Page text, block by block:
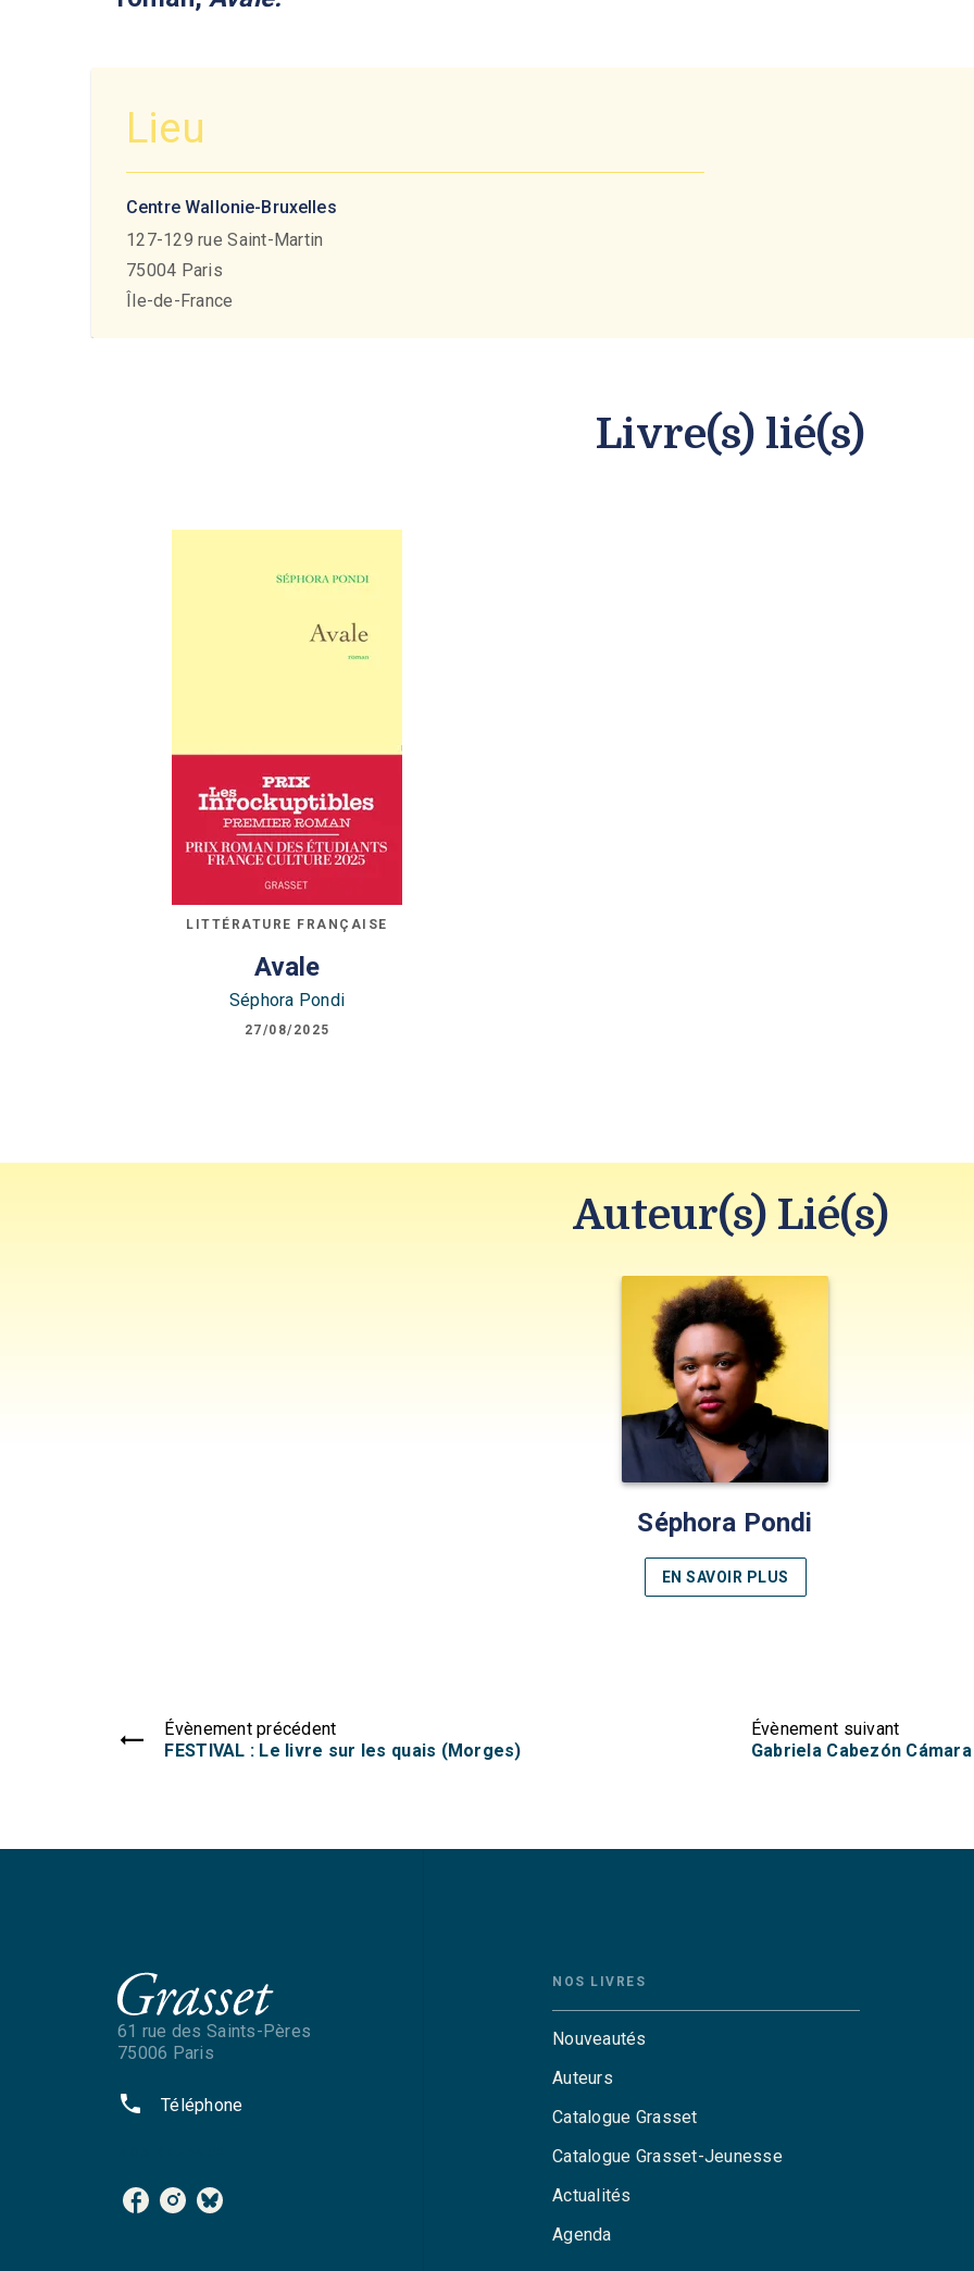
Lieu
Centre Wallonie-Bruxelles
127-129 rue Saint-Martin
75004 Paris
Île-de-France
Livre(s) lié(s)
LITTÉRATURE FRANÇAISE
Avale
Séphora Pondi
27/08/2025
Auteur(s) Lié(s)
Séphora Pondi
EN SAVOIR PLUS
Évènement précédent
FESTIVAL : Le livre sur les quais (Morges)
Évènement suivant
Gabriela Cabezón
61 rue des Saints-Pères
75006 Paris
phone Téléphone
NOS LIVRES
Nouveautés
Auteurs
Catalogue Grasset
Catalogue Grasset-Jeunesse
Actualités
Agenda